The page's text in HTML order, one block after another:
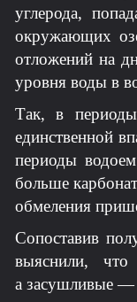
углерода,
окружающих
отложений на
уровня воды в
Так, в
единственной
периоды
больше
обмеления
Сопоставив
выяснили,
а засушливые —